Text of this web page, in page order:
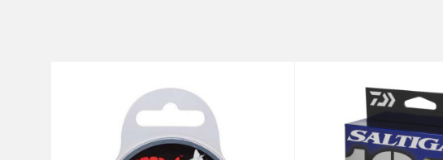
Anti-spam zaštita - izračunajte koliko je 9 - 4 :